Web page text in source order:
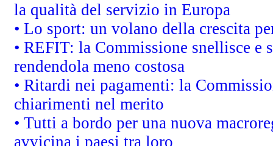
la qualità del servizio in Europa
• Lo sport: un volano della crescita
• REFIT: la Commissione snellisce
rendendola meno costosa
• Ritardi nei pagamenti: la
chiarimenti nel merito
• Tutti a bordo per una nuova
avvicina i paesi tra loro